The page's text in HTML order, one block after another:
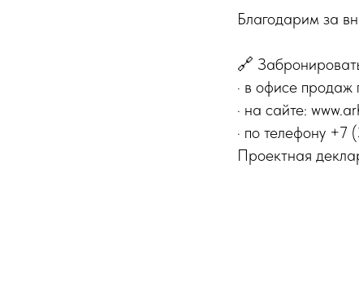
Благодарим за
🔗
· в офисе
· на сайте:
· по телефону +7
Проектная